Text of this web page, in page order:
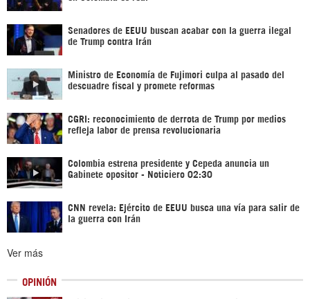
Senadores de EEUU buscan acabar con la guerra ilegal
de Trump contra Irán
Ministro de Economía de Fujimori culpa al pasado del
descuadre fiscal y promete reformas
CGRI: reconocimiento de derrota de Trump por medios
refleja labor de prensa revolucionaria
Colombia estrena presidente y Cepeda anuncia un
Gabinete opositor - Noticiero 02:30
CNN revela: Ejército de EEUU busca una vía para salir de
la guerra con Irán
Ver más
OPINIÓN